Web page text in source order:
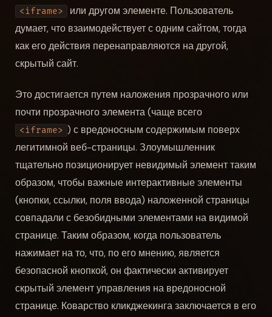
<iframe>
или другом элементе. Пользователь
думает, что взаимодействует с одним сайтом, тогда
как его действия перенаправляются на другой,
скрытый сайт.
Это достигается путем наложения прозрачного или
почти прозрачного элемента (чаще всего
<iframe> ) с вредоносным содержимым поверх
легитимной веб-страницы. Злоумышленник
тщательно позиционирует невидимый элемент таким
образом, чтобы важные интерактивные элементы
(кнопки, ссылки, поля ввода) наложенной страницы
совпадали с безобидными элементами на видимой
странице. Таким образом, когда пользователь
нажимает на то, что, по его мнению, является
безопасной кнопкой, он фактически активирует
скрытый элемент управления на вредоносной
странице. Коварство кликджекинга заключается в его